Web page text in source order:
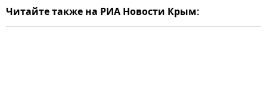
Читайте также на РИА Новости Крым: